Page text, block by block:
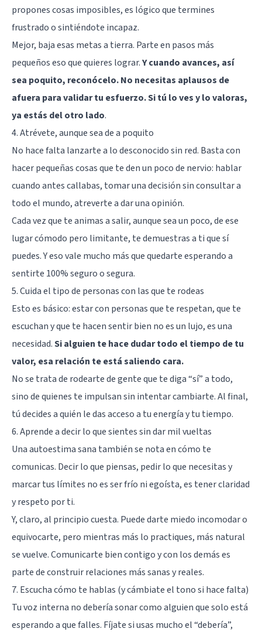
propones cosas imposibles, es lógico que termines
frustrado o sintiéndote incapaz.
Mejor, baja esas metas a tierra. Parte en pasos más
pequeños eso que quieres lograr.Y cuando avances, así
sea poquito, reconócelo. No necesitas aplausos de
afuera para validar tu esfuerzo. Si tú lo ves y lo valoras,
ya estás del otro lado.
4. Atrévete, aunque sea de a poquito
No hace falta lanzarte a lo desconocido sin red. Basta con
hacer pequeñas cosas que te den un poco de nervio: hablar
cuando antes callabas, tomar una decisión sin consultar a
todo el mundo, atreverte a dar una opinión.
Cada vez que te animas a salir, aunque sea un poco, de ese
lugar cómodo pero limitante, te demuestras a ti que sí
puedes. Y eso vale mucho más que quedarte esperando a
sentirte 100% seguro o segura.
5. Cuida el tipo de personas con las que te rodeas
Esto es básico: estar con personas que te respetan, que te
escuchan y que te hacen sentir bien no es un lujo, es una
necesidad.Si alguien te hace dudar todo el tiempo de tu
valor, esa relación te está saliendo cara.
No se trata de rodearte de gente que te diga “sí” a todo,
sino de quienes te impulsan sin intentar cambiarte. Al final,
tú decides a quién le das acceso a tu energía y tu tiempo.
6. Aprende a decir lo que sientes sin dar mil vueltas
Una autoestima sana también se nota en cómo te
comunicas. Decir lo que piensas, pedir lo que necesitas y
marcar tus límites no es ser frío ni egoísta, es tener claridad
y respeto por ti.
Y, claro, al principio cuesta. Puede darte miedo incomodar o
equivocarte, pero mientras más lo practiques, más natural
se vuelve. Comunicarte bien contigo y con los demás es
parte de construir relaciones más sanas y reales.
7. Escucha cómo te hablas (y cámbiate el tono si hace falta)
Tu voz interna no debería sonar como alguien que solo está
esperando a que falles. Fíjate si usas mucho el “debería”,